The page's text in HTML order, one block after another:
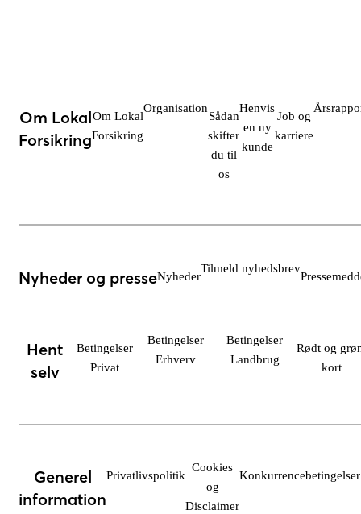
Om Lokal
Forsikring
Om Lokal
Forsikring
Organisation
Sådan
skifter
du til
os
Henvis
en ny
kunde
Job og
karriere
Nyheder og presseNyheder
Tilmeld nyhedsbrev
Hent
selv
Betingelser
Privat
Betingelser
Erhverv
Betingelser
Landbrug
Rødt og
kort
Generel
information
Privatlivspolitik
Cookies
og
Disclaimer
Konkurrencebetingelser